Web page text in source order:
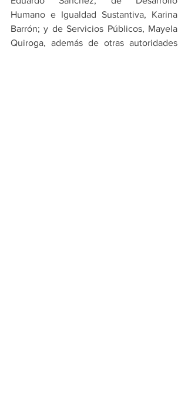
Humano e Igualdad Sustantiva, Karina
Barrón; y de Servicios Públicos, Mayela
Quiroga, además de otras autoridades